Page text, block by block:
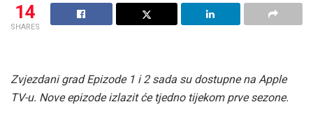
14
SHARES
Zvjezdani gradEpizode 1 i 2 sada su dostupne na Apple
TV-u. Nove epizode izlazit će tjedno tijekom prve sezone.